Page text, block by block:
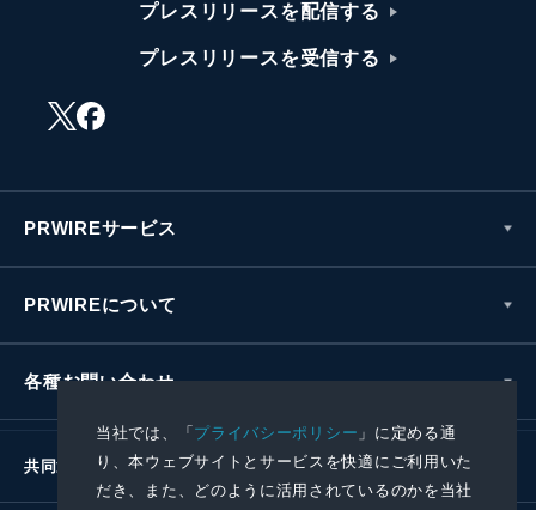
当社では、「プライバシーポリシー 」に定める通
り、本ウェブサイトとサービスを快適にご利用いた
だき、また、どのように活用されているのかを当社
プレスリリースを配信する
プレスリリースを受信する
PRWIREサービス
PRWIREについて
各種お問い合わせ
共同通信社グループ